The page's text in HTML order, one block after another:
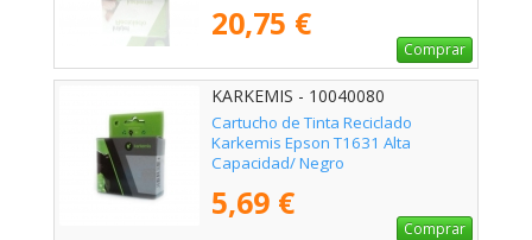
20,75 €
Comprar
KARKEMIS - 10040080
Cartucho de Tinta Reciclado
Karkemis Epson T1631 Alta
Capacidad/ Negro
5,69 €
Comprar